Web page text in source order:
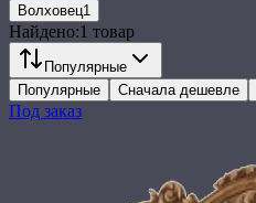
Волховец1
Найдено:1 товар
Популярные
Популярные
Сначала дешевле
Под заказ